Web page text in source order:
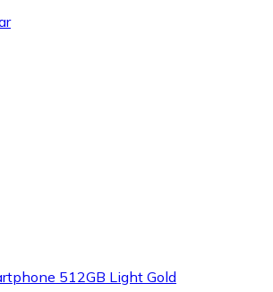
512GB Light Gold